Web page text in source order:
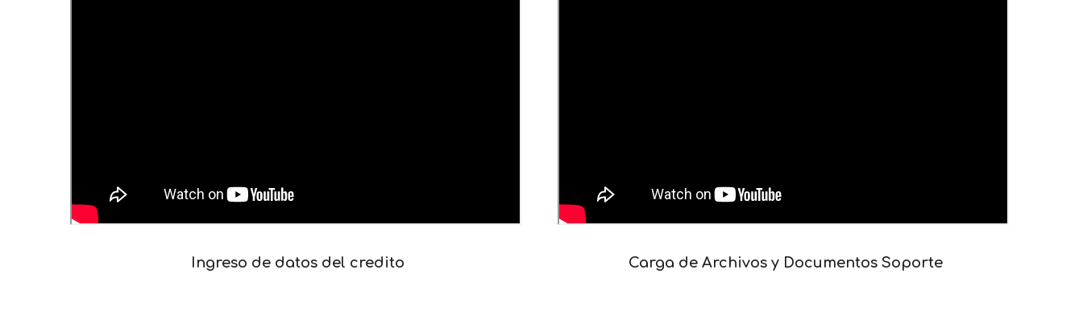
Ingreso de datos del credito Carga de Archivos y Documentos Soporte